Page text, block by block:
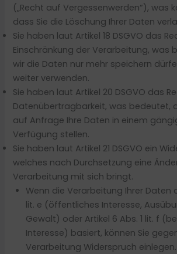
(„Recht auf Vergessenwerden“), was
dass Sie die Löschung Ihrer Daten
Sie haben laut Artikel 18 DSGVO das
Einschränkung der Verarbeitung, was
wir die Daten nur mehr speichern
weiter verwenden.
Sie haben laut Artikel 20 DSGVO das
Datenübertragbarkeit, was bedeutet,
auf Anfrage Ihre Daten in einem
Verfügung stellen.
Sie haben laut Artikel 21 DSGVO ein
welches nach Durchsetzung eine
Verarbeitung mit sich bringt.
Wenn die Verarbeitung Ihrer Daten
lit. e (öffentliches Interesse,
Gewalt) oder Artikel 6 Abs. 1 lit. f
Interesse) basiert, können Sie
Verarbeitung Widerspruch